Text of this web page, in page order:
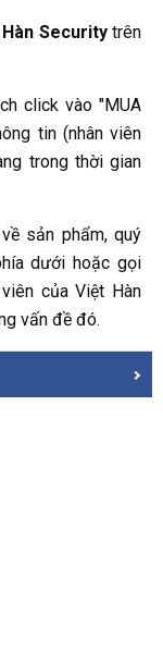
Securitytrên
click vào "MUA
tin (nhân viên
trong thời gian
sản phẩm, quý
dưới hoặc gọi
của Việt Hàn
vấn đề đó.